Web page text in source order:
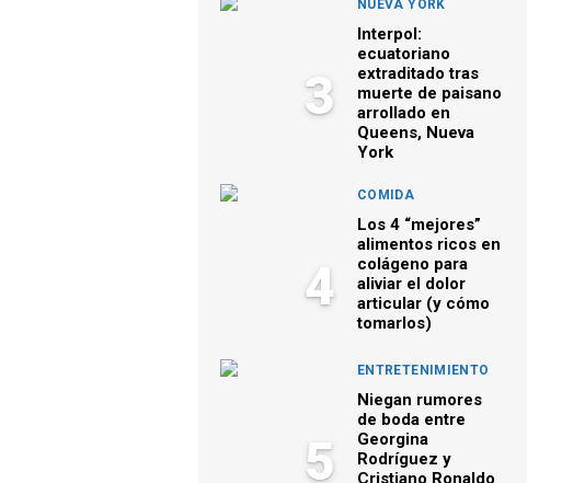
3
NUEVA YORK
Interpol:
ecuatoriano
extraditado tras
muerte de paisano
arrollado en
Queens, Nueva
York
4
COMIDA
Los 4 “mejores”
alimentos ricos en
colágeno para
aliviar el dolor
articular (y cómo
tomarlos)
5
ENTRETENIMIENTO
Niegan rumores
de boda entre
Georgina
Rodríguez y
Cristiano Ronaldo